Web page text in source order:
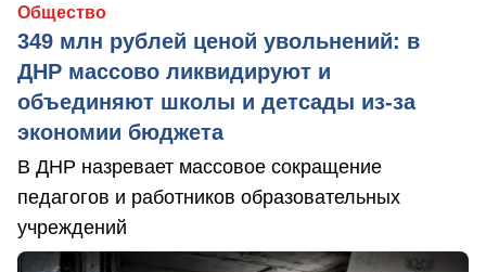
Общество
349 млн рублей ценой увольнений: в
ДНР массово ликвидируют и
объединяют школы и детсады из-за
экономии бюджета
В ДНР назревает массовое сокращение
педагогов и работников образовательных
учреждений